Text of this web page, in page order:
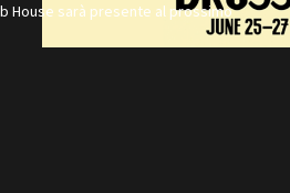
House sarà presente al prossimo